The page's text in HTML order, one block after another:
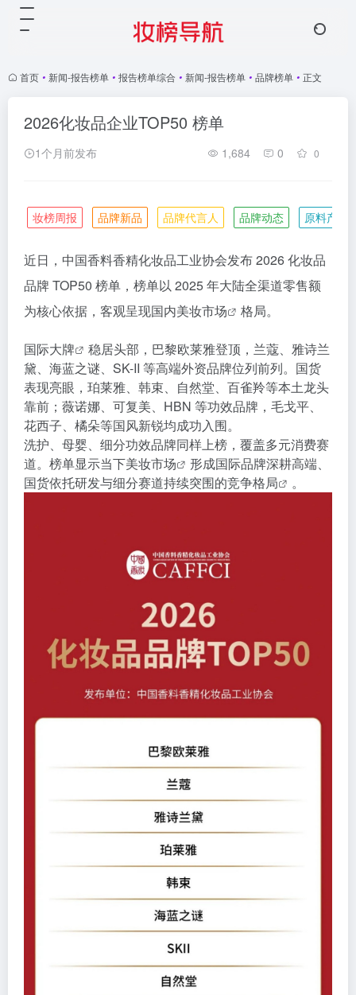
首页 • 新闻-报告榜单 • 报告榜单综合 • 新闻-报告榜单 • 品牌榜单 • 正文
2026化妆品企业TOP50 榜单
1个月前发布 1,684 0 0
妆榜周报 品牌新品 品牌代言人 品牌动态 原料产业
近日，中国香料香精化妆品工业协会发布 2026 化妆品
品牌 TOP50 榜单，榜单以 2025 年大陆全渠道零售额
为核心依据，客观呈现国内美妆市场 格局。
国际大牌
稳居头部，巴黎欧莱雅登顶，兰蔻、雅诗兰
黛、海蓝之谜、SK-II 等高端外资品牌位列前列。国货
表现亮眼，珀莱雅、韩束、自然堂、百雀羚等本土龙头
靠前；薇诺娜、可复美、HBN 等功效品牌，毛戈平、
花西子、橘朵等国风新锐均成功入围。
洗护、母婴、细分功效品牌同样上榜，覆盖多元消费赛
道。榜单显示当下美妆市场
形成国际品牌深耕高端、
国货依托研发与细分赛道持续突围的竞争格局 。